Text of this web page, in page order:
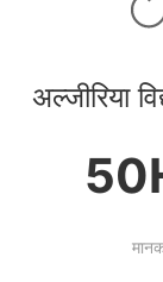
अल्जीरिया